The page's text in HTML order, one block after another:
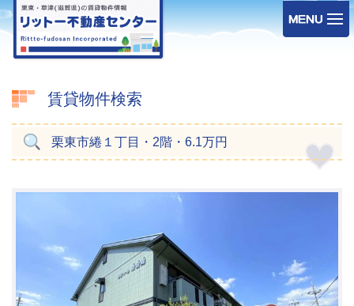
賃貸物件検索
栗東市綣１丁目・2階・6.1万円